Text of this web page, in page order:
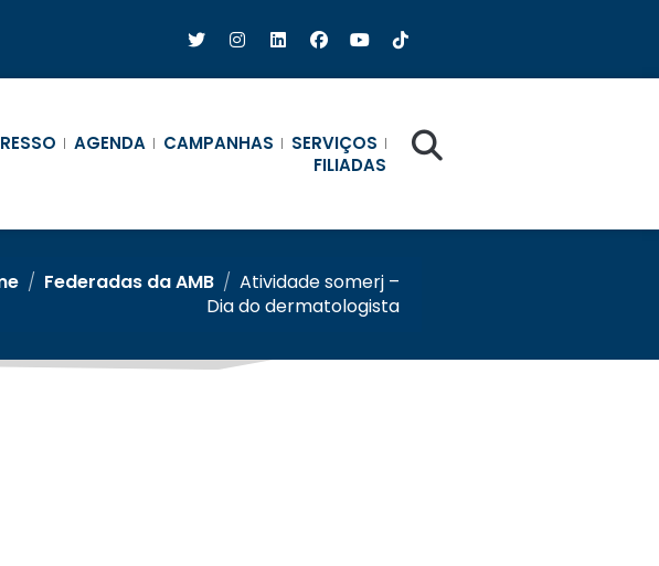
AGENDA CAMPANHAS
SERVIÇOS
FILIADAS
/ Federadas da AMB / Atividade somerj –
Dia do dermatologista